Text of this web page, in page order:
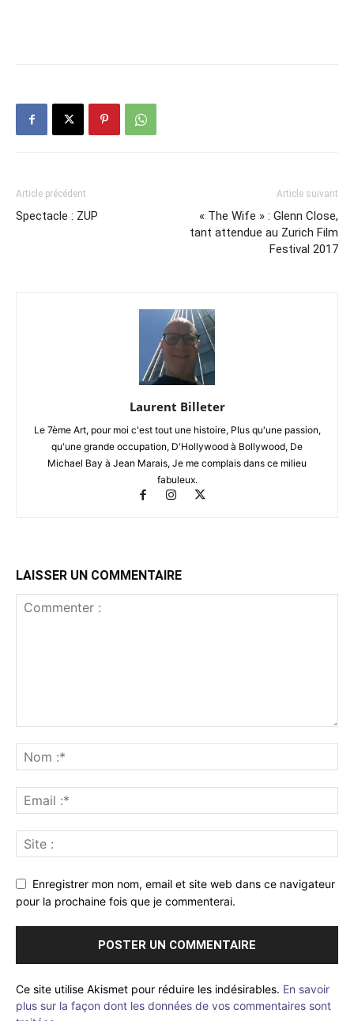
Article précédent
Spectacle : ZUP
Article suivant
« The Wife » : Glenn Close,
tant attendue au Zurich Film
Festival 2017
Laurent Billeter
Le 7ème Art, pour moi c'est tout une histoire, Plus qu'une passion,
qu'une grande occupation, D'Hollywood à Bollywood, De
Michael Bay à Jean Marais, Je me complais dans ce milieu
fabuleux.
LAISSER UN COMMENTAIRE
Enregistrer mon nom, email et site web dans ce navigateur
pour la prochaine fois que je commenterai.
Ce site utilise Akismet pour réduire les indésirables. En savoir
plus sur la façon dont les données de vos commentaires sont